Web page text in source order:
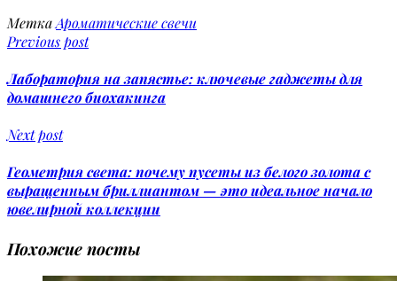
МеткаАроматические свечи
Previous post
Лаборатория на запястье: ключевые гаджеты для
домашнего биохакинга
Next post
Геометрия света: почему пусеты из белого золота с
выращенным бриллиантом — это идеальное начало
ювелирной коллекции
Похожие посты